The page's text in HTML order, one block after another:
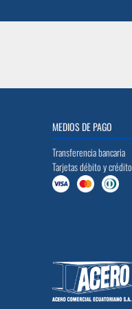
MEDIOS DE PAGO
Transferencia bancaria
Tarjetas débito y crédito